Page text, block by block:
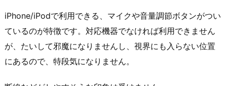
iPhone/iPodで利用できる、マイクや音量調節ボタンがつい
ているのが特徴です。対応機器でなければ利用できません
が、たいして邪魔になりませんし、視界にも入らない位置
にあるので、特段気になりません。